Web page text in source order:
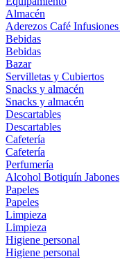
Almacén
Aderezos Café Infusiones
Bebidas
Bebidas
Bazar
Servilletas y Cubiertos
Snacks y almacén
Snacks y almacén
Descartables
Descartables
Cafetería
Cafetería
Perfumería
Alcohol Botiquín Jabones
Papeles
Papeles
Limpieza
Limpieza
Higiene personal
Higiene personal